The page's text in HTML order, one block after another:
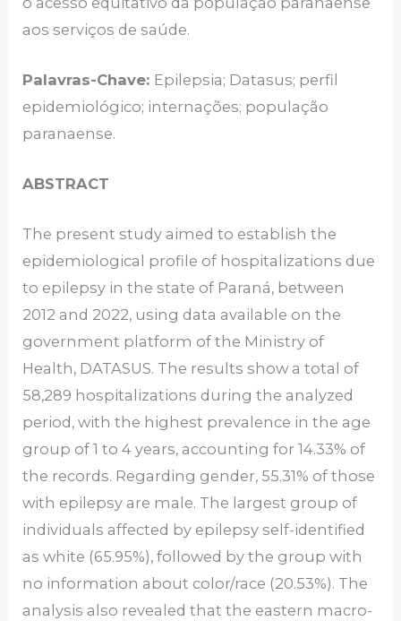
aos serviços de saúde.
Palavras-Chave: Epilepsia; Datasus; perfil
epidemiológico; internações; população
paranaense.
ABSTRACT
The present study aimed to establish the
epidemiological profile of hospitalizations due
to epilepsy in the state of Paraná, between
2012 and 2022, using data available on the
government platform of the Ministry of
Health, DATASUS. The results show a total of
58,289 hospitalizations during the analyzed
period, with the highest prevalence in the age
group of 1 to 4 years, accounting for 14.33% of
the records. Regarding gender, 55.31% of those
with epilepsy are male. The largest group of
individuals affected by epilepsy self-identified
as white (65.95%), followed by the group with
no information about color/race (20.53%). The
analysis also revealed that the eastern macro-